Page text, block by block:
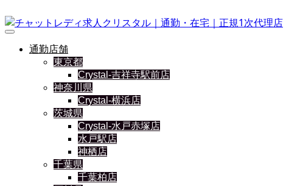
通勤店舗
東京都
Crystal-吉祥寺駅前店
神奈川県
Crystal-横浜店
茨城県
Crystal-水戸赤塚店
水戸駅店
神栖店
千葉県
千葉柏店